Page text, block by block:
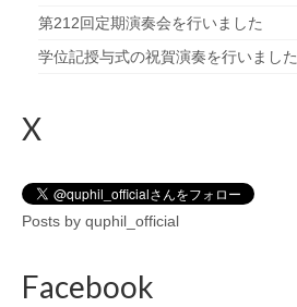
第212回定期演奏会を行いました
学位記授与式の祝賀演奏を行いました
X
Posts by quphil_official
Facebook